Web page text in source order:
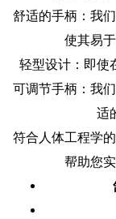
舒适的手柄：我
使其易
轻型设计：即使
可调节手柄：我
适
符合人体工程学
帮助您